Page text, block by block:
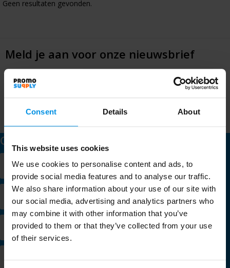
Consent Details About
This website uses cookies
We use cookies to personalise content and ads, to
provide social media features and to analyse our traffic.
We also share information about your use of our site with
our social media, advertising and analytics partners who
may combine it with other information that you’ve
provided to them or that they’ve collected from your use
of their services.
Auto & Veiligheid
Gezondheid & Verzorging
Paraplu's
Geen resultaten gevonden.
Meld je aan voor onze nieuwsbrief
Schrijf je in voor onze nieuwsbrief en mis nooit meer één van
onze leuke aanbiedingen of updates.
Contact
Verlengde Kerkweg 9
2981 GE Ridderkerk
+31 (0)10 200 60 60
Chat met een specialist
info@promosupply.nl